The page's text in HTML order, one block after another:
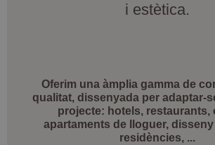
i estètica.
Oferim una àmplia gamma de
qualitat, dissenyada per adaptar-
projecte: hotels, restaurants,
apartaments de lloguer,
residències, ...